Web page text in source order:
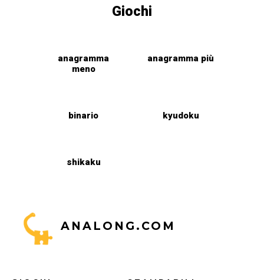
Giochi
anagramma
meno
anagramma più
binario kyudoku
shikaku
ANALONG.COM